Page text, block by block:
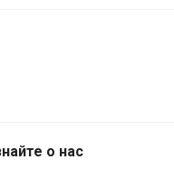
о нас